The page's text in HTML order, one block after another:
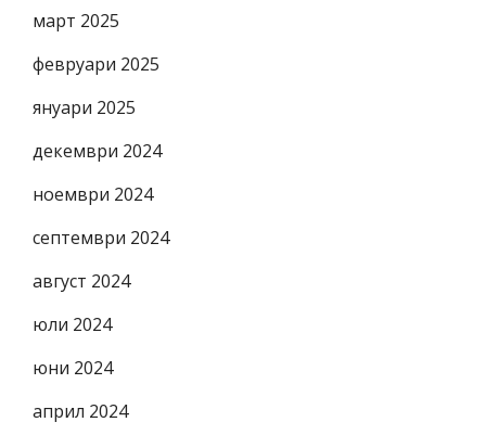
март 2025
февруари 2025
януари 2025
декември 2024
ноември 2024
септември 2024
август 2024
юли 2024
юни 2024
април 2024